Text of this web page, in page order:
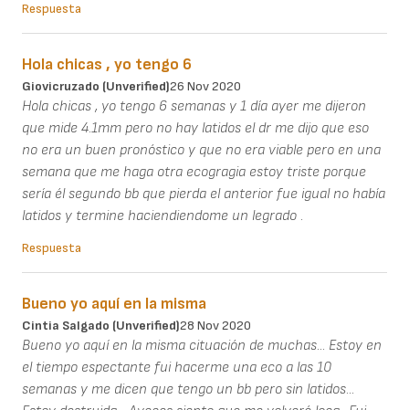
Respuesta
Hola chicas , yo tengo 6
Giovicruzado (unverified)26 Nov 2020
Hola chicas , yo tengo 6 semanas y 1 día ayer me dijeron
que mide 4.1mm pero no hay latidos el dr me dijo que eso
no era un buen pronóstico y que no era viable pero en una
semana que me haga otra ecogragia estoy triste porque
sería él segundo bb que pierda el anterior fue igual no había
latidos y termine haciendiendome un legrado .
Respuesta
Bueno yo aquí en la misma
Cintia Salgado (unverified)28 Nov 2020
Bueno yo aquí en la misma cituación de muchas... Estoy en
el tiempo espectante fui hacerme una eco a las 10
semanas y me dicen que tengo un bb pero sin latidos...